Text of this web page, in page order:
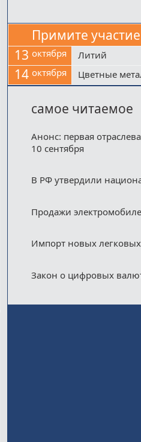
Примите
13 октября Литий
14 октября Цветные
самое читаемое
Анонс: первая
10 сентября
В РФ утвердили
Продажи
Импорт новых
Закон о цифровых